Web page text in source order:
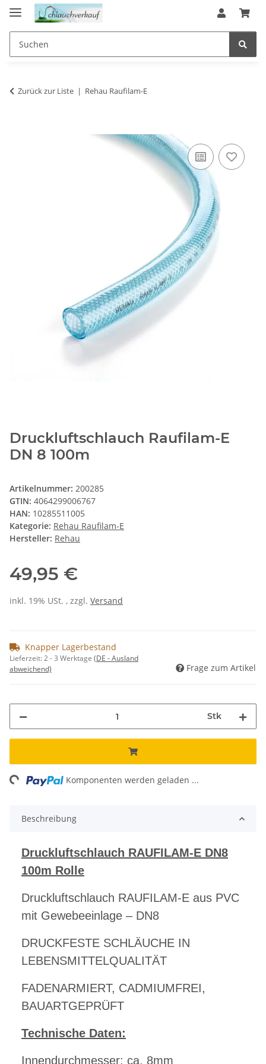
Zurück zur Liste Rehau Raufilam-E
Druckluftschlauch Raufilam-E
DN 8 100m
Artikelnummer: 200285
GTIN: 4064299006767
HAN: 10285511005
Kategorie: Rehau Raufilam-E
Hersteller: Rehau
49,95 €
inkl. 19% USt. , zzgl. Versand
Knapper Lagerbestand
Lieferzeit:2 - 3 Werktage (DE - Ausland
abweichend)
Frage zum Artikel
Stk
Komponenten werden geladen ...
Beschreibung
Druckluftschlauch RAUFILAM-E DN8
100m Rolle
Druckluftschlauch RAUFILAM-E aus PVC
mit Gewebeeinlage – DN8
DRUCKFESTE SCHLÄUCHE IN
LEBENSMITTELQUALITÄT
FADENARMIERT, CADMIUMFREI,
BAUARTGEPRÜFT
Technische Daten:
Innendurchmesser: ca. 8mm